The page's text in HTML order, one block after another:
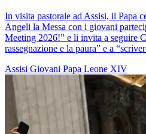
In visita pastorale ad Assisi, il Papa
Angeli la Messa con i giovani
Meeting 2026!” e li invita a seguire
rassegnazione e la paura” e a
Assisi Giovani Papa Leone XIV